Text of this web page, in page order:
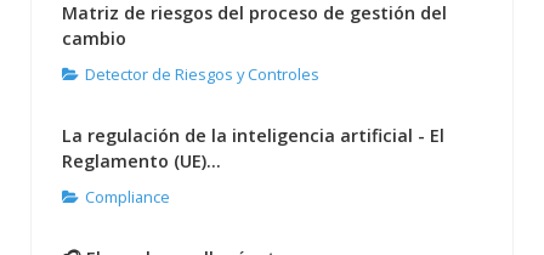
Matriz de riesgos del proceso de gestión del
cambio
Detector de Riesgos y Controles
La regulación de la inteligencia artificial - El
Reglamento (UE)...
Compliance